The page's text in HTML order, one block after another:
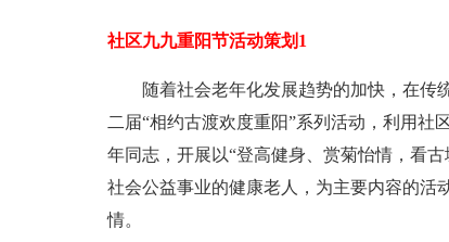
社区九九重阳节活动策划1
随着社会老年化发展趋势的加快，在传
二届“相约古渡欢度重阳”系列活动，利用
年同志，开展以“登高健身、赏菊怡情，看
社会公益事业的健康老人，为主要内容的活
情。